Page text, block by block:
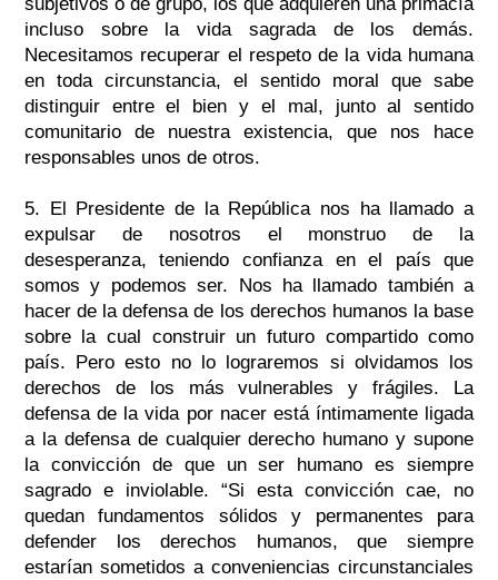
subjetivos o de grupo, los que adquieren una primacía
incluso sobre la vida sagrada de los demás.
Necesitamos recuperar el respeto de la vida humana
en toda circunstancia, el sentido moral que sabe
distinguir entre el bien y el mal, junto al sentido
comunitario de nuestra existencia, que nos hace
responsables unos de otros.
5. El Presidente de la República nos ha llamado a
expulsar de nosotros el monstruo de la
desesperanza, teniendo confianza en el país que
somos y podemos ser. Nos ha llamado también a
hacer de la defensa de los derechos humanos la base
sobre la cual construir un futuro compartido como
país. Pero esto no lo lograremos si olvidamos los
derechos de los más vulnerables y frágiles. La
defensa de la vida por nacer está íntimamente ligada
a la defensa de cualquier derecho humano y supone
la convicción de que un ser humano es siempre
sagrado e inviolable. “Si esta convicción cae, no
quedan fundamentos sólidos y permanentes para
defender los derechos humanos, que siempre
estarían sometidos a conveniencias circunstanciales